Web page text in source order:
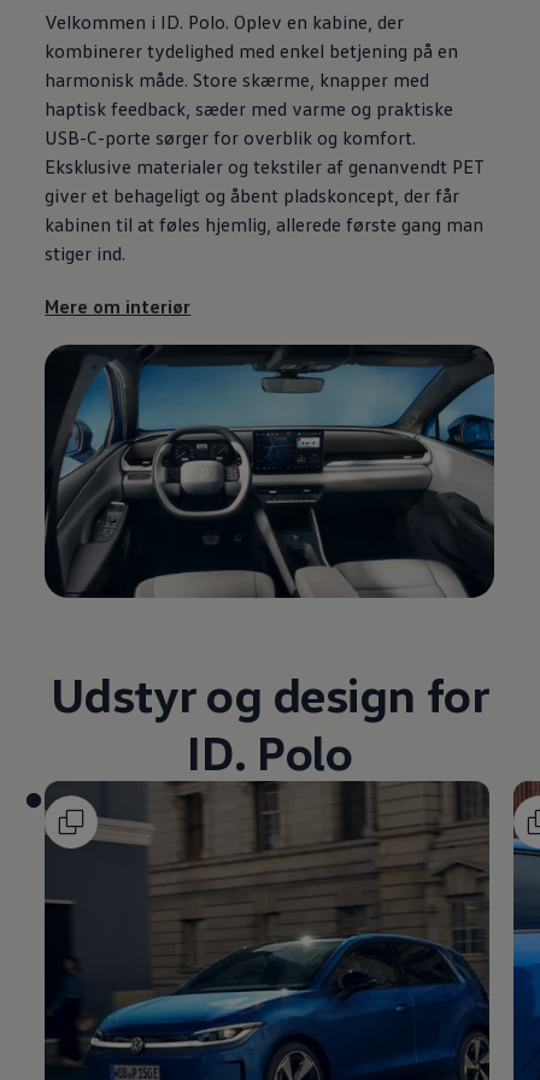
Velkommen i ID. Polo. Oplev en kabine, der
kombinerer tydelighed med enkel betjening på en
harmonisk måde. Store skærme, knapper med
haptisk feedback, sæder med varme og praktiske
USB-C-porte sørger for overblik og komfort.
Eksklusive materialer og tekstiler af genanvendt PET
giver et behageligt og åbent pladskoncept, der får
kabinen til at føles hjemlig, allerede første gang man
stiger ind.
Mere om interiør
Udstyr og design for
ID. Polo